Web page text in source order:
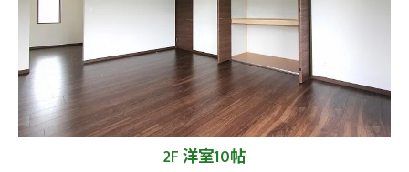
2F 洋室10帖